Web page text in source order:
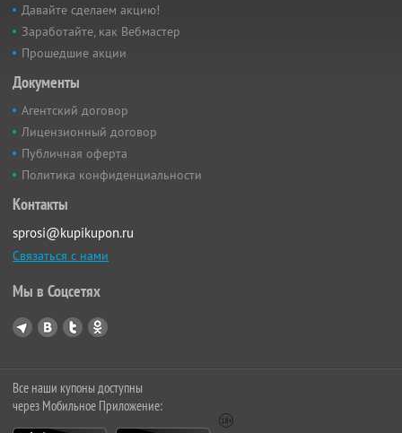
Давайте сделаем акцию!
Заработайте, как Вебмастер
Прошедшие акции
Документы
Агентский договор
Лицензионный договор
Публичная оферта
Политика конфиденциальности
Контакты
sprosi@kupikupon.ru
Связаться с нами
Мы в Соцсетях
Все наши купоны доступны
через Мобильное Приложение: